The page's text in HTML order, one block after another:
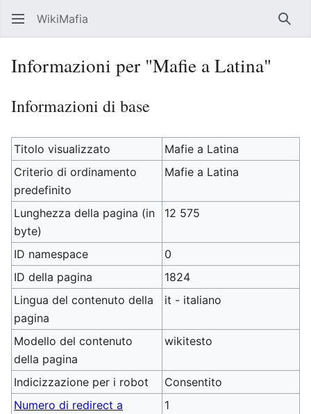
WikiMafia
Informazioni per "Mafie a Latina"
Informazioni di base
Titolo visualizzato
Mafie a Latina
Criterio di ordinamento
predefinito
Mafie a Latina
Lunghezza della pagina (in
byte)
12 575
ID namespace
0
ID della pagina
1824
Lingua del contenuto della
pagina
it - italiano
Modello del contenuto
della pagina
wikitesto
Indicizzazione per i robot
Consentito
Numero di redirect a
1